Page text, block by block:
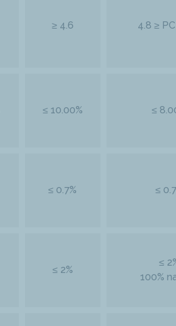
≥ 4.6 4.8 ≥
≤ 10.00% ≤
≤ 0.7% ≤
≤ 2%
≤
100%